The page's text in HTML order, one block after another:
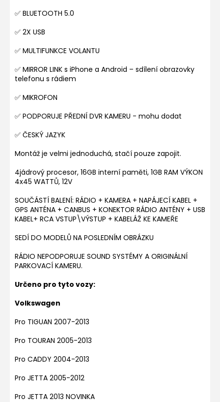
✅ BLUETOOTH 5.0
✅ 2X USB
✅ MULTIFUNKCE VOLANTU
✅ MIRROR LINK s iPhone a Android – sdílení obrazovky
telefonu s rádiem
✅ MIKROFON
✅ PODPORUJE PŘEDNÍ DVR KAMERU - mohu dodat
✅ ČESKÝ JAZYK
Montáž je velmi jednoduchá, stačí pouze zapojit.
4jádrový procesor, 16GB interní paměti, 1GB RAM VÝKON
4x45 WATTŮ, 12V
SOUČÁSTÍ BALENÍ: RÁDIO + KAMERA + NAPÁJECÍ KABEL +
GPS ANTÉNA + CANBUS + KONEKTOR RÁDIO ANTÉNY + USB
KABEL+ RCA VSTUP\VÝSTUP + KABELÁŽ KE KAMEŘE
SEDÍ DO MODELŮ NA POSLEDNÍM OBRÁZKU
RÁDIO NEPODPORUJE SOUND SYSTÉMY A ORIGINÁLNÍ
PARKOVACÍ KAMERU.
Určeno pro tyto vozy:
Volkswagen
Pro TIGUAN 2007-2013
Pro TOURAN 2005-2013
Pro CADDY 2004-2013
Pro JETTA 2005-2012
Pro JETTA 2013 NOVINKA